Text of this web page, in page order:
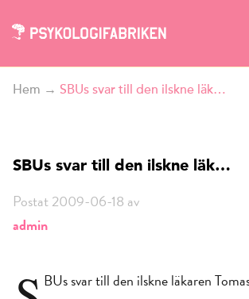
Hem → SBUs svar till den ilskne läk…
SBUs svar till den ilskne läk…
Postat 2009-06-18 av
admin
BUs svar till den ilskne läkaren